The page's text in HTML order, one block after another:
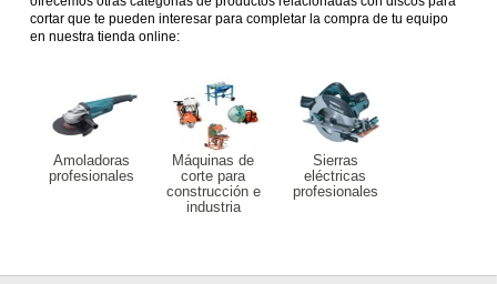
cortar que te pueden interesar para completar la compra de tu equipo
en nuestra tienda online:
Amoladoras
profesionales
Máquinas de
corte para
construcción e
industria
Sierras
eléctricas
profesionales